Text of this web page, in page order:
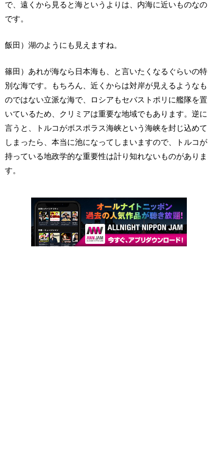
で、遠くから見ると海というよりは、内海に近いものなの
です。
飯田）湖のようにも見えますね。
篠田）あれが海なら日本海も、と言いたくなるぐらいの特
別な海です。もちろん、近くからは対岸が見えるようなも
のではない立派な海で、ロシアもセバストポリに艦隊を置
いているため、クリミアは重要な地域でもあります。逆に
言うと、トルコがボスポラス海峡という海峡を封じ込めて
しまったら、本当に池になってしまいますので、トルコが
持っている地政学的な重要性は計り知れないものがありま
す。